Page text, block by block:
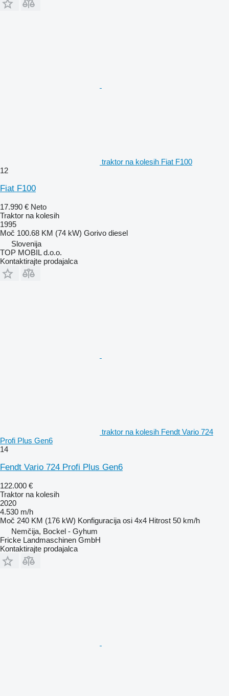
traktor na kolesih Fiat F100
12
Fiat F100
17.990 € Neto
Traktor na kolesih
1995
Moč 100.68 KM (74 kW) Gorivo diesel
Slovenija
TOP MOBIL d.o.o.
Kontaktirajte prodajalca
traktor na kolesih Fendt Vario 724
Profi Plus Gen6
14
Fendt Vario 724 Profi Plus Gen6
122.000 €
Traktor na kolesih
2020
4.530 m/h
Moč 240 KM (176 kW) Konfiguracija osi 4x4 Hitrost 50 km/h
Nemčija, Bockel - Gyhum
Fricke Landmaschinen GmbH
Kontaktirajte prodajalca